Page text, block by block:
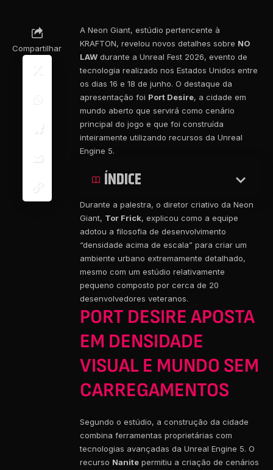
Compartilhar
A Neon Giant, estúdio pertencente à
KRAFTON, revelou novos detalhes sobre NO
LAW durante a Unreal Fest 2026, evento de
tecnologia realizado nos Estados Unidos entre
os dias 16 e 18 de junho. O destaque da
apresentação foi Port Desire, a cidade em
mundo aberto que servirá como cenário
principal do jogo e que foi construída
inteiramente utilizando recursos da Unreal
Engine 5.
ÍNDICE
Durante a palestra, o diretor criativo da Neon
Giant, Tor Frick, explicou como a equipe
adotou a filosofia de desenvolvimento
“densidade acima de escala” para criar um
ambiente urbano extremamente detalhado,
mesmo com um estúdio relativamente
pequeno composto por cerca de 20
desenvolvedores veteranos.
PORT DESIRE APOSTA
EM DENSIDADE
VISUAL E MUNDO SEM
CARREGAMENTOS
Segundo o estúdio, a construção da cidade
combina ferramentas proprietárias com
tecnologias avançadas da Unreal Engine 5. O
recurso Nanite permitiu a criação de cenários